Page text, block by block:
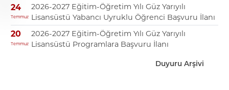
24
Temmuz
2026-2027 Eğitim-Öğretim Yılı Güz Yarıyılı
Lisansüstü Yabancı Uyruklu Öğrenci Başvuru İlanı
20
Temmuz
2026-2027 Eğitim-Öğretim Yılı Güz Yarıyılı
Lisansüstü Programlara Başvuru İlanı
Duyuru Arşivi